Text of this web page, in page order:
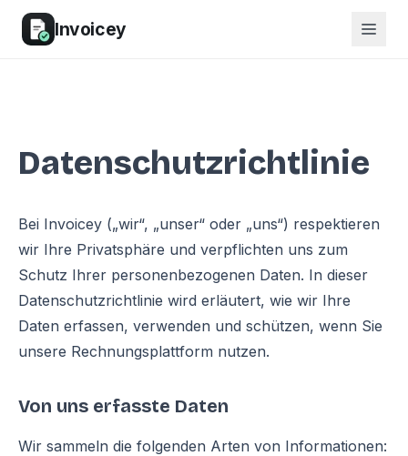
Invoicey
Datenschutzrichtlinie
Bei Invoicey („wir“, „unser“ oder „uns“) respektieren
wir Ihre Privatsphäre und verpflichten uns zum
Schutz Ihrer personenbezogenen Daten. In dieser
Datenschutzrichtlinie wird erläutert, wie wir Ihre
Daten erfassen, verwenden und schützen, wenn Sie
unsere Rechnungsplattform nutzen.
Von uns erfasste Daten
Wir sammeln die folgenden Arten von Informationen: